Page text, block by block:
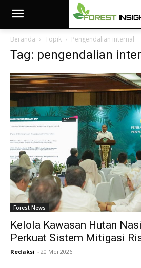
Beranda Topik Pengendalian internal
Tag: pengendalian
Forest News
Kelola Kawasan Hutan
Perkuat Sistem Mitigasi
Redaksi - 20 Mei 2026